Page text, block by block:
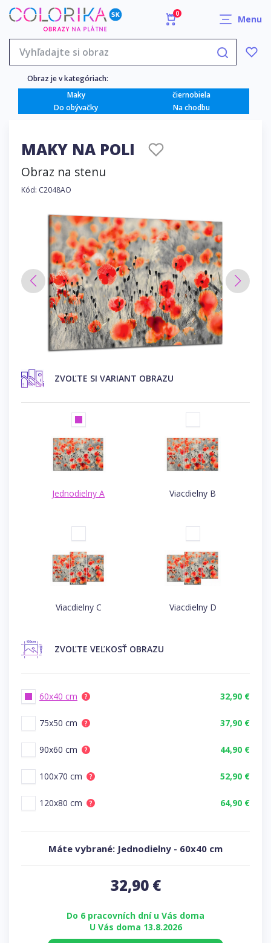
0 Menu
Obraz je v kategóriach:
Maky
čiernobiela
Do obývačky
Na chodbu
MAKY NA POLI
Obraz na stenu
Kód: C2048AO
ZVOĽTE SI VARIANT OBRAZU
Jednodielny A Viacdielny B
Viacdielny C Viacdielny D
ZVOĽTE VEĽKOSŤ OBRAZU
60x40 cm ? 32,90 €
75x50 cm ? 37,90 €
90x60 cm ? 44,90 €
100x70 cm ? 52,90 €
120x80 cm ? 64,90 €
Máte vybrané: Jednodielny - 60x40 cm
32,90€
Do 6 pracovních dní u Vás doma
U Vás doma 13.8.2026